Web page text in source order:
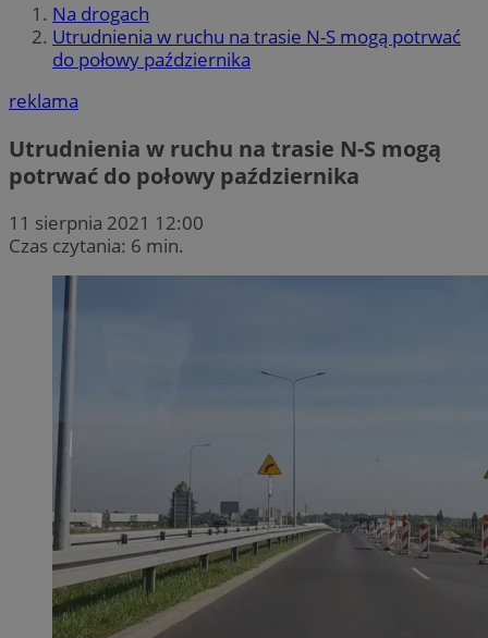
Na drogach
Utrudnienia w ruchu na trasie N-S mogą potrwać
do połowy października
reklama
Utrudnienia w ruchu na trasie N-S mogą
potrwać do połowy października
11 sierpnia 2021 12:00
Czas czytania: 6 min.